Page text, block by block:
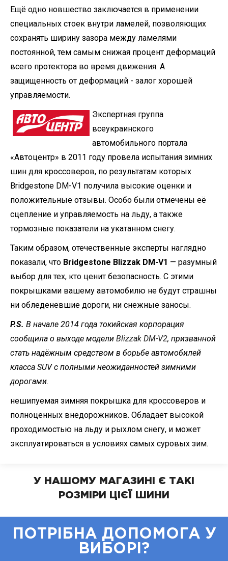
Ещё одно новшество заключается в применении
специальных стоек внутри ламелей, позволяющих
сохранять ширину зазора между ламелями
постоянной, тем самым снижая процент деформаций
всего протектора во время движения. А
защищенность от деформаций - залог хорошей
управляемости.
Экспертная группа
всеукраинского
автомобильного портала
«Автоцентр» в 2011 году провела испытания зимних
шин для кроссоверов, по результатам которых
Bridgestone DM-V1 получила высокие оценки и
положительные отзывы. Особо были отмечены её
сцепление и управляемость на льду, а также
тормозные показатели на укатанном снегу.
Таким образом, отечественные эксперты наглядно
показали, что Bridgestone Blizzak DM-V1 — разумный
выбор для тех, кто ценит безопасность. С этими
покрышками вашему автомобилю не будут страшны
ни обледеневшие дороги, ни снежные заносы.
P.S. В начале 2014 года токийская корпорация
сообщила о выходе модели Blizzak DM-V2, призванной
стать надёжным средством в борьбе автомобилей
класса SUV с полными неожиданностей зимними
дорогами.
нешипуемая зимняя покрышка для кроссоверов и
полноценных внедорожников. Обладает высокой
проходимостью на льду и рыхлом снегу, и может
эксплуатироваться в условиях самых суровых зим.
У НАШОМУ МАГАЗИНІ Є ТАКІ
РОЗМІРИ ЦІЄЇ ШИНИ
ПОТРІБНА ДОПОМОГА У
ВИБОРІ?